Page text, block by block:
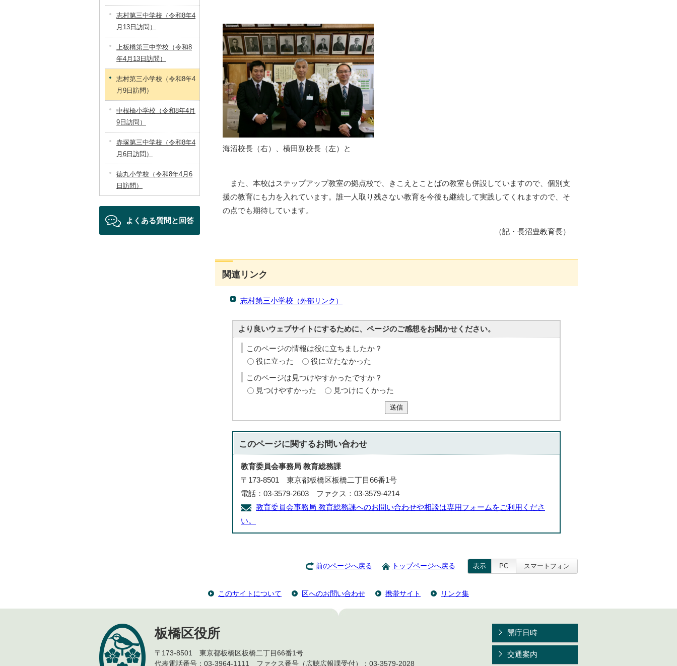
海沼校長（右）、横田副校長（左）と
また、本校はステップアップ教室の拠点校で、きこえとことばの教室も併設していますので、個別支
援の教育にも力を入れています。誰一人取り残さない教育を今後も継続して実践してくれますので、そ
の点でも期待しています。
（記・長沼豊教育長）
関連リンク
志村第三小学校 （外部リンク）
より良いウェブサイトにするために、ページのご感想をお聞かせください。
このページの情報は役に立ちましたか？
役に立った
役に立たなかった
このページは見つけやすかったですか？
見つけやすかった
見つけにくかった
送信
このページに関するお問い合わせ
教育委員会事務局 教育総務課
〒173-8501 東京都板橋区板橋二丁目66番1号
電話：03-3579-2603 ファクス：03-3579-4214
教育委員会事務局 教育総務課へのお問い合わせや相談は専用フォームをご利用くださ
い。
志村第三中学校（令和8年4
月13日訪問）
上板橋第三中学校（令和8
年4月13日訪問）
志村第三小学校（令和8年4
月9日訪問）
中根橋小学校（令和8年4月
9日訪問）
赤塚第三中学校（令和8年4
月6日訪問）
徳丸小学校（令和8年4月6
日訪問）
よくある質問と回答
前のページへ戻る トップページへ戻る 表示 PC スマートフォン
このサイトについて 区へのお問い合わせ 携帯サイト リンク集
板橋区役所
〒173-8501 東京都板橋区板橋二丁目66番1号
代表電話番号：03-3964-1111 ファクス番号（広聴広報課受付）：03-3579-2028
開庁日時
交通案内